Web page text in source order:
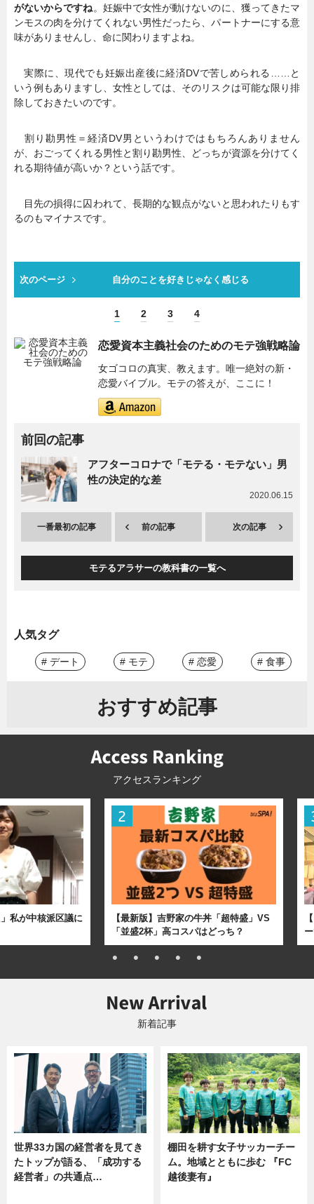
がないからですね。妊娠中で女性が動けないのに、獲ってきたマ
ンモスの肉を分けてくれない男性だったら、パートナーにする意
味がありませんし、命に関わりますよね。
実際に、現代でも妊娠出産後に経済DVで苦しめられる……と
いう例もありますし、女性としては、そのリスクは可能な限り排
除しておきたいのです。
割り勘男性＝経済DV男というわけではもちろんありません
が、おごってくれる男性と割り勘男性、どっちが資源を分けてく
れる期待値が高いか？という話です。
目先の損得に囚われて、長期的な観点がないと思われたりもす
るのもマイナスです。
次のページ 自分のことを好きじゃなく感じる
1 2 3 4
恋愛資本主義社会のためのモテ強戦略論
女ゴコロの真実、教えます。唯一絶対の新・
恋愛バイブル。モテの答えが、ここに！
前回の記事
アフターコロナで「モテる・モテない」男
性の決定的な差
2020.06.15
一番最初の記事 前の記事 次の記事
モテるアラサーの教科書の一覧へ
人気タグ
# デート # モテ # 恋愛 # 食事
おすすめ記事
アクセスランキング
私が中核派区議に
【最新版】吉野家の牛丼「超特盛」VS
「並盛2杯」高コスパはどっち？
新着記事
世界33カ国の経営者を見てき
たトップが語る、「成功する
経営者」の共通点…
棚田を耕す女子サッカーチー
ム。地域とともに歩む 『FC
越後妻有』